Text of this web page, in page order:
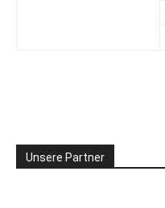
Unsere Partner